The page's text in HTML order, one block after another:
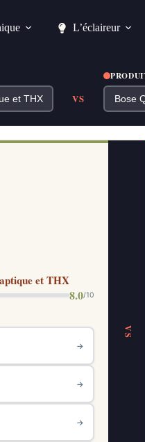
L’éclaireur
VS
et THX
8.0/10
→
→
→
VS